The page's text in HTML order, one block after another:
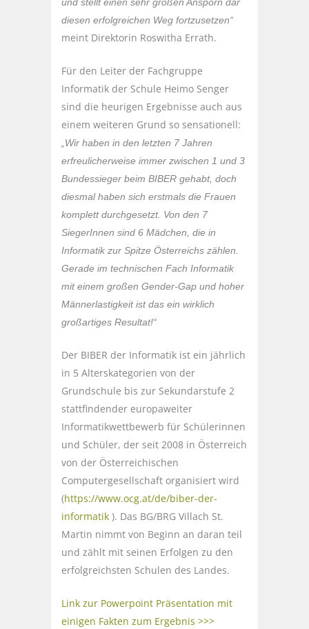
diesen erfolgreichen Weg fortzusetzen“
meint Direktorin Roswitha Errath.
Für den Leiter der Fachgruppe
Informatik der Schule Heimo Senger
sind die heurigen Ergebnisse auch aus
einem weiteren Grund so sensationell:
„Wir haben in den letzten 7 Jahren
erfreulicherweise immer zwischen 1 und 3
Bundessieger beim BIBER gehabt, doch
diesmal haben sich erstmals die Frauen
komplett durchgesetzt. Von den 7
SiegerInnen sind 6 Mädchen, die in
Informatik zur Spitze Österreichs zählen.
Gerade im technischen Fach Informatik
mit einem großen Gender-Gap und hoher
Männerlastigkeit ist das ein wirklich
großartiges Resultat!“
Der BIBER der Informatik ist ein jährlich
in 5 Alterskategorien von der
Grundschule bis zur Sekundarstufe 2
stattfindender europaweiter
Informatikwettbewerb für Schülerinnen
und Schüler, der seit 2008 in Österreich
von der Österreichischen
Computergesellschaft organisiert wird
(https://www.ocg.at/de/biber-der-
informatik ). Das BG/BRG Villach St.
Martin nimmt von Beginn an daran teil
und zählt mit seinen Erfolgen zu den
erfolgreichsten Schulen des Landes.
Link zur Powerpoint Präsentation mit
einigen Fakten zum Ergebnis >>>